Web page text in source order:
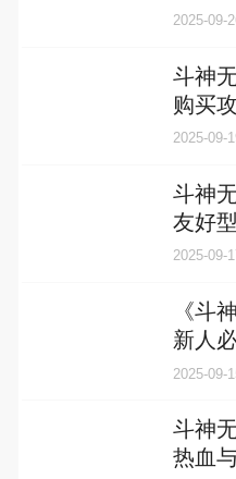
验两
2025-09-
斗神
购买
2025-09-
斗神
友好
释
2025-09-
《斗
新人
的角
2025-09-
斗神
热血